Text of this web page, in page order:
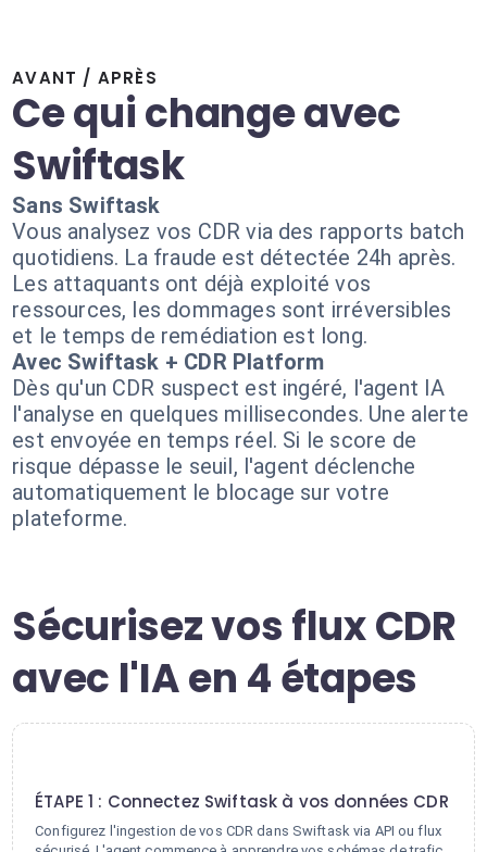
AVANT / APRÈS
Ce qui change avec
Swiftask
Sans Swiftask
Vous analysez vos CDR via des rapports batch
quotidiens. La fraude est détectée 24h après.
Les attaquants ont déjà exploité vos
ressources, les dommages sont irréversibles
et le temps de remédiation est long.
Avec Swiftask + CDR Platform
Dès qu'un CDR suspect est ingéré, l'agent IA
l'analyse en quelques millisecondes. Une alerte
est envoyée en temps réel. Si le score de
risque dépasse le seuil, l'agent déclenche
automatiquement le blocage sur votre
plateforme.
Sécurisez vos flux CDR
avec l'IA en 4 étapes
ÉTAPE 1 : Connectez Swiftask à vos données CDR
Configurez l'ingestion de vos CDR dans Swiftask via API ou flux